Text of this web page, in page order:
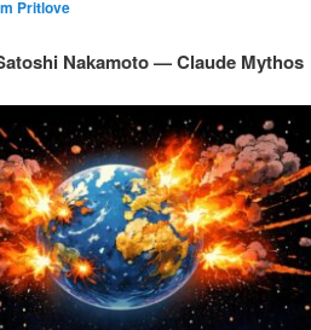
Pritlove
Nakamoto — Claude Mythos